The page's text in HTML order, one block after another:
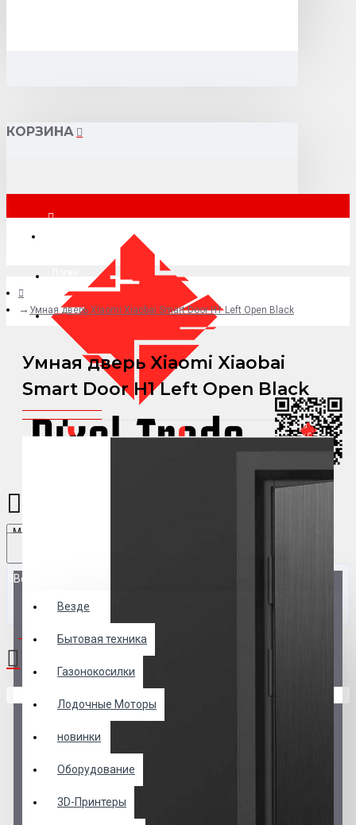
КОРЗИНА
+7 (495) 015-41-41
Menu
Везде
Везде
Бытовая техника
Газонокосилки
Лодочные Моторы
новинки
Оборудование
3D-Принтеры
0 товар(ов) - 0 р.
Умная дверь Xiaomi Xiaobai Smart Door H1 Left Open Black
Умная дверь Xiaomi Xiaobai
Smart Door H1 Left Open Black